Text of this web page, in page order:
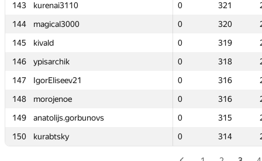
143
kurenai3110 0 321
144
magical3000 0 320
145
kivald 0 319
146
ypisarchik 0 318
147
IgorEliseev21 0 316
148
morojenoe 0 316
149
anatolijs.gorbunovs 0 315
150
kurabtsky 0 314
143
kurenai3110 0 321
144
magical3000 0 320
145
kivald 0 319
146
ypisarchik 0 318
147
IgorEliseev21 0 316
148
morojenoe 0 316
149
anatolijs.gorbunovs 0 315
150
kurabtsky 0 314